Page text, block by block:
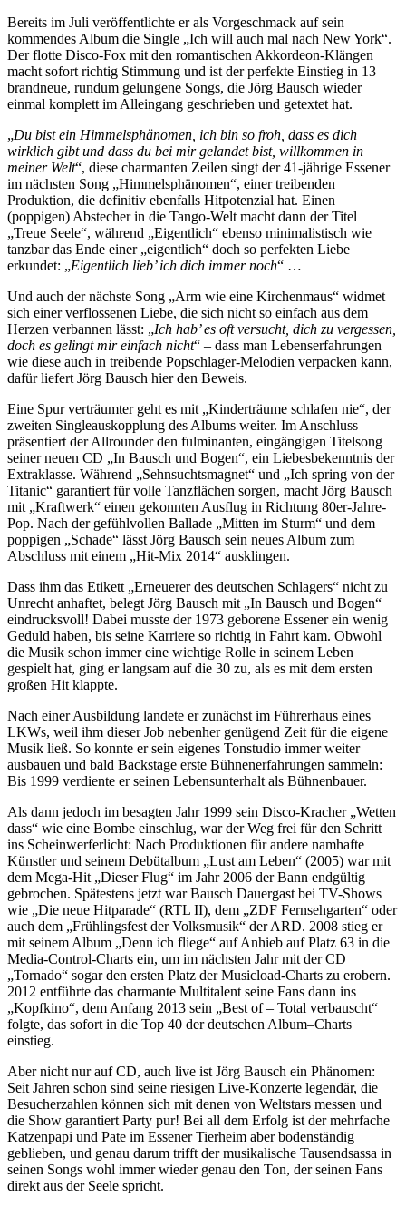
Bereits im Juli veröffentlichte er als Vorgeschmack auf sein
kommendes Album die Single „Ich will auch mal nach New York“.
Der flotte Disco-Fox mit den romantischen Akkordeon-Klängen
macht sofort richtig Stimmung und ist der perfekte Einstieg in 13
brandneue, rundum gelungene Songs, die Jörg Bausch wieder
einmal komplett im Alleingang geschrieben und getextet hat.
„Du bist ein Himmelsphänomen, ich bin so froh, dass es dich
wirklich gibt und dass du bei mir gelandet bist, willkommen in
meiner Welt“, diese charmanten Zeilen singt der 41-jährige Essener
im nächsten Song „Himmelsphänomen“, einer treibenden
Produktion, die definitiv ebenfalls Hitpotenzial hat. Einen
(poppigen) Abstecher in die Tango-Welt macht dann der Titel
„Treue Seele“, während „Eigentlich“ ebenso minimalistisch wie
tanzbar das Ende einer „eigentlich“ doch so perfekten Liebe
erkundet: „Eigentlich lieb’ ich dich immer noch“ …
Und auch der nächste Song „Arm wie eine Kirchenmaus“ widmet
sich einer verflossenen Liebe, die sich nicht so einfach aus dem
Herzen verbannen lässt: „Ich hab’ es oft versucht, dich zu vergessen,
doch es gelingt mir einfach nicht“ – dass man Lebenserfahrungen
wie diese auch in treibende Popschlager-Melodien verpacken kann,
dafür liefert Jörg Bausch hier den Beweis.
Eine Spur verträumter geht es mit „Kinderträume schlafen nie“, der
zweiten Singleauskopplung des Albums weiter. Im Anschluss
präsentiert der Allrounder den fulminanten, eingängigen Titelsong
seiner neuen CD „In Bausch und Bogen“, ein Liebesbekenntnis der
Extraklasse. Während „Sehnsuchtsmagnet“ und „Ich spring von der
Titanic“ garantiert für volle Tanzflächen sorgen, macht Jörg Bausch
mit „Kraftwerk“ einen gekonnten Ausflug in Richtung 80er-Jahre-
Pop. Nach der gefühlvollen Ballade „Mitten im Sturm“ und dem
poppigen „Schade“ lässt Jörg Bausch sein neues Album zum
Abschluss mit einem „Hit-Mix 2014“ ausklingen.
Dass ihm das Etikett „Erneuerer des deutschen Schlagers“ nicht zu
Unrecht anhaftet, belegt Jörg Bausch mit „In Bausch und Bogen“
eindrucksvoll! Dabei musste der 1973 geborene Essener ein wenig
Geduld haben, bis seine Karriere so richtig in Fahrt kam. Obwohl
die Musik schon immer eine wichtige Rolle in seinem Leben
gespielt hat, ging er langsam auf die 30 zu, als es mit dem ersten
großen Hit klappte.
Nach einer Ausbildung landete er zunächst im Führerhaus eines
LKWs, weil ihm dieser Job nebenher genügend Zeit für die eigene
Musik ließ. So konnte er sein eigenes Tonstudio immer weiter
ausbauen und bald Backstage erste Bühnenerfahrungen sammeln:
Bis 1999 verdiente er seinen Lebensunterhalt als Bühnenbauer.
Als dann jedoch im besagten Jahr 1999 sein Disco-Kracher „Wetten
dass“ wie eine Bombe einschlug, war der Weg frei für den Schritt
ins Scheinwerferlicht: Nach Produktionen für andere namhafte
Künstler und seinem Debütalbum „Lust am Leben“ (2005) war mit
dem Mega-Hit „Dieser Flug“ im Jahr 2006 der Bann endgültig
gebrochen. Spätestens jetzt war Bausch Dauergast bei TV-Shows
wie „Die neue Hitparade“ (RTL II), dem „ZDF Fernsehgarten“ oder
auch dem „Frühlingsfest der Volksmusik“ der ARD. 2008 stieg er
mit seinem Album „Denn ich fliege“ auf Anhieb auf Platz 63 in die
Media-Control-Charts ein, um im nächsten Jahr mit der CD
„Tornado“ sogar den ersten Platz der Musicload-Charts zu erobern.
2012 entführte das charmante Multitalent seine Fans dann ins
„Kopfkino“, dem Anfang 2013 sein „Best of – Total verbauscht“
folgte, das sofort in die Top 40 der deutschen Album–Charts
einstieg.
Aber nicht nur auf CD, auch live ist Jörg Bausch ein Phänomen:
Seit Jahren schon sind seine riesigen Live-Konzerte legendär, die
Besucherzahlen können sich mit denen von Weltstars messen und
die Show garantiert Party pur! Bei all dem Erfolg ist der mehrfache
Katzenpapi und Pate im Essener Tierheim aber bodenständig
geblieben, und genau darum trifft der musikalische Tausendsassa in
seinen Songs wohl immer wieder genau den Ton, der seinen Fans
direkt aus der Seele spricht.